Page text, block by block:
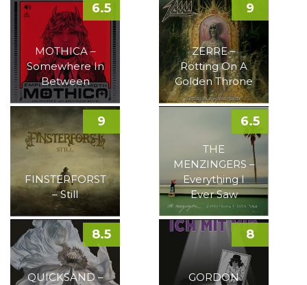
MOTHICA –
Somewhere In
Between
6.5
ZERRE –
Rotting On A
Golden Throne
9
FINSTERFORST
– Still
9
THE
MENZINGERS –
Everything I
Ever Saw
6.5
QUICKSAND –
8.5
GORDON
8